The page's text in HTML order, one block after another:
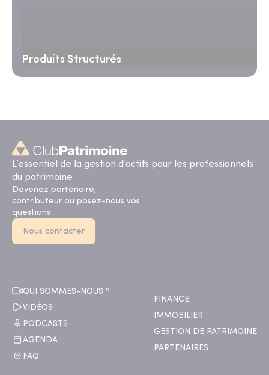
Produits Structurés
L’essentiel de la gestion d’actifs pour les professionnels
du patrimoine
Devenez partenaire,
contributeur ou posez-nous vos
questions
Nous contacter
QUI SOMMES-NOUS ?
VIDÉOS
PODCASTS
AGENDA
FAQ
FINANCE
IMMOBILIER
GESTION DE PATRIMOINE
PARTENAIRES